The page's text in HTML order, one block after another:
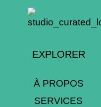
EXPLORER
À PROPOS
SERVICES